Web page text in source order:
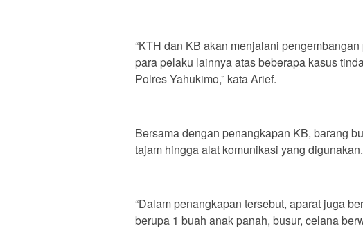
“KTH dan KB akan menjalani
para pelaku lainnya atas beberapa kasus
Polres Yahukimo,” kata Arief.
Bersama dengan penangkapan KB, barang
tajam hingga alat komunikasi yang digunakan.
“Dalam penangkapan tersebut, aparat juga
berupa 1 buah anak panah, busur, celana